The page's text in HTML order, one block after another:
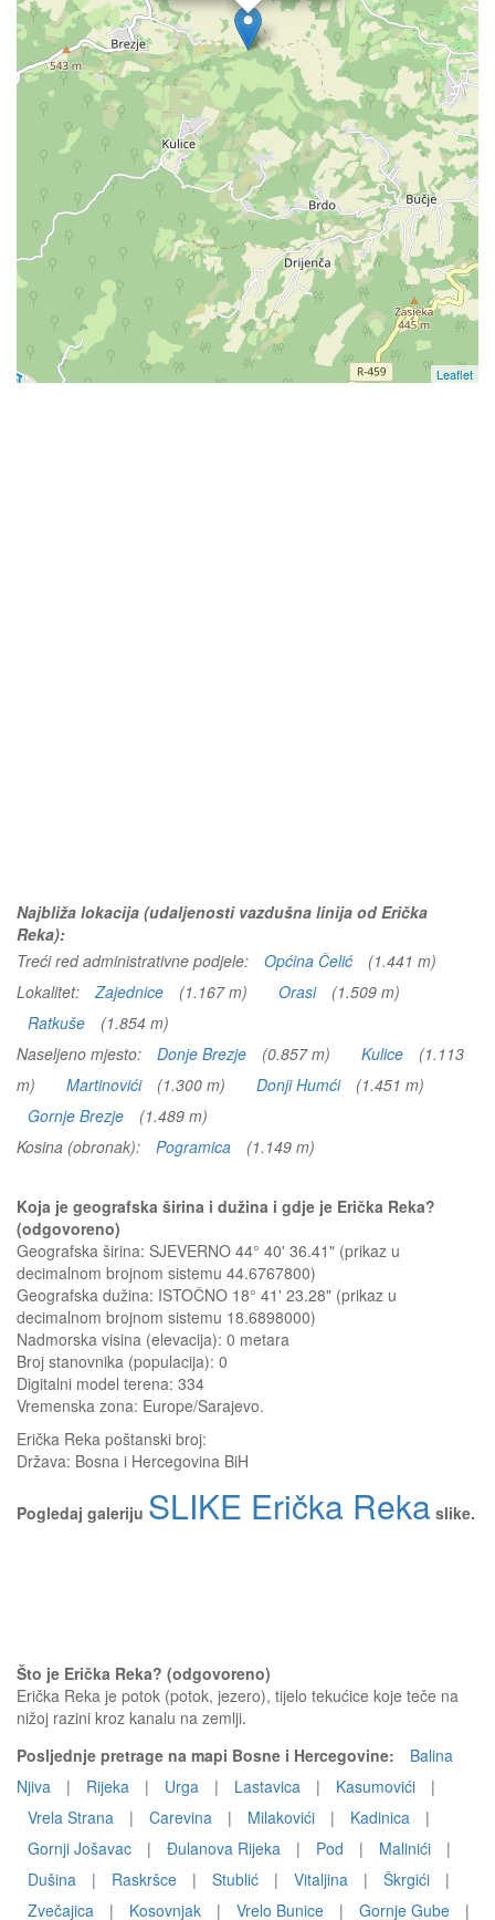
Leaflet
Najbliža lokacija (udaljenosti vazdušna linija od Erička
Reka):
Treći red administrativne podjele:
Općina Čelić
(1.441 m)
Lokalitet:
Zajednice (1.167 m) Orasi
(1.509 m)
Ratkuše
(1.854 m)
Naseljeno mjesto:
Donje Brezje (0.857 m) Kulice
(1.113
m)
Martinovići (1.300 m) Donji Humći
(1.451 m)
Gornje Brezje
(1.489 m)
Kosina (obronak):
Pogramica (1.149 m)
Koja je geografska širina i dužina i gdje je Erička Reka?
(odgovoreno)
Geografska širina: SJEVERNO 44° 40' 36.41" (prikaz u
decimalnom brojnom sistemu 44.6767800)
Geografska dužina: ISTOČNO 18° 41' 23.28" (prikaz u
decimalnom brojnom sistemu 18.6898000)
Nadmorska visina (elevacija): 0 metara
Broj stanovnika (populacija): 0
Digitalni model terena: 334
Vremenska zona: Europe/Sarajevo.
Erička Reka poštanski broj:
Država: Bosna i Hercegovina BiH
Pogledaj galeriju SLIKE Erička Reka slike.
Što je Erička Reka? (odgovoreno)
Erička Reka je potok (potok, jezero), tijelo tekućice koje teče na
nižoj razini kroz kanalu na zemlji.
Posljednje pretrage na mapi Bosne i Hercegovine:
Balina
Njiva
| Rijeka | Urga | Lastavica | Kasumovići
|
Vrela Strana
| Carevina | Milakovići | Kadinica
|
Gornji Jošavac
| Đulanova Rijeka | Pod | Malinići
|
Dušina
| Raskršce | Stublić | Vitaljina | Škrgići
|
Zvečajica
| Kosovnjak | Vrelo Bunice | Gornje Gube |